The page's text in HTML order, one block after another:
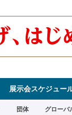
展示会スケジュー
団体 グローバ